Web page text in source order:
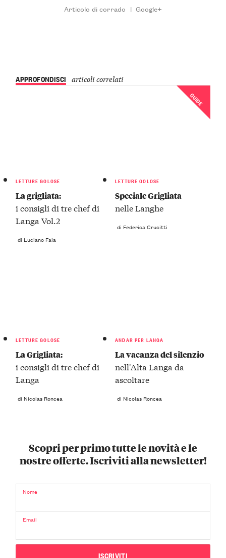
Articolo di corrado | Google+
APPROFONDISCI articoli correlati
LETTURE GOLOSE
La grigliata:
i consigli di tre chef di
Langa Vol.2
di Luciano Faia
GUIDE
LETTURE GOLOSE
Speciale Grigliata
nelle Langhe
di Federica Crucitti
LETTURE GOLOSE
La Grigliata:
i consigli di tre chef di
Langa
di Nicolas Roncea
ANDAR PER LANGA
La vacanza del silenzio
nell'Alta Langa da
ascoltare
di Nicolas Roncea
Scopri per primo tutte le novità e le
nostre offerte. Iscriviti alla newsletter!
Nome
Email